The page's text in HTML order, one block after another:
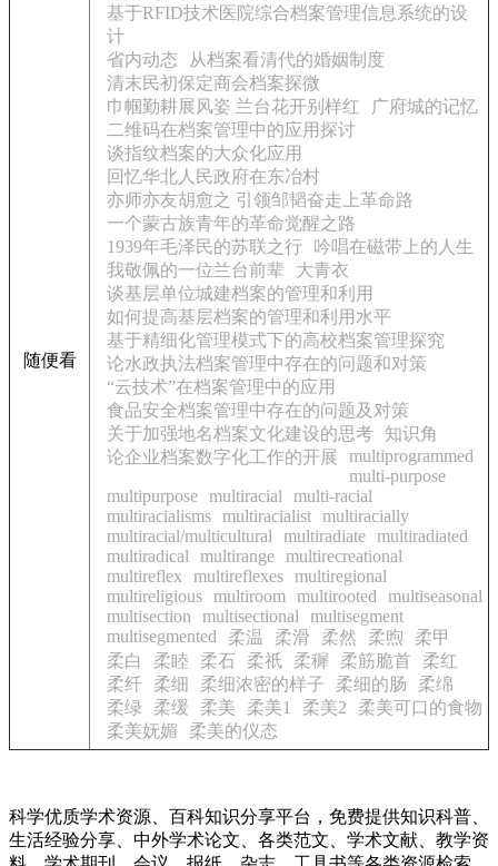
随便看
基于RFID技术医院综合档案管理信息系统的设
计
省内动态
从档案看清代的婚姻制度
清末民初保定商会档案探微
巾帼勤耕展风姿 兰台花开别样红
广府城的记忆
二维码在档案管理中的应用探讨
谈指纹档案的大众化应用
回忆华北人民政府在东冶村
亦师亦友胡愈之 引领邹韬奋走上革命路
一个蒙古族青年的革命觉醒之路
1939年毛泽民的苏联之行
吟唱在磁带上的人生
我敬佩的一位兰台前辈
大青衣
谈基层单位城建档案的管理和利用
如何提高基层档案的管理和利用水平
基于精细化管理模式下的高校档案管理探究
论水政执法档案管理中存在的问题和对策
“云技术”在档案管理中的应用
食品安全档案管理中存在的问题及对策
关于加强地名档案文化建设的思考
知识角
论企业档案数字化工作的开展
multiprogrammed
multi-purpose
multipurpose multiracial
multi-racial
multiracialisms multiracialist multiracially
multiracial/multicultural
multiradiate multiradiated
multiradical
multirange multirecreational
multireflex
multireflexes multiregional
multireligious multiroom multirooted
multiseasonal
multisection
multisectional
multisegment
multisegmented
柔温 柔滑 柔然 柔煦
柔甲
柔白
柔睦 柔石 柔祇 柔穉 柔筋脆首
柔红
柔纤
柔细 柔细浓密的样子 柔细的肠
柔绵
柔绿
柔缓 柔美 柔美1 柔美2
柔美可口的食物
柔美妩媚
柔美的仪态
科学优质学术资源、百科知识分享平台，免费提供知识科普、
生活经验分享、中外学术论文、各类范文、学术文献、教学资